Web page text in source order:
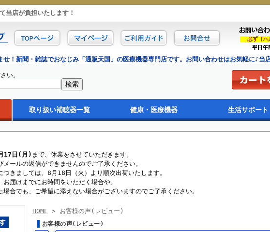
当店が負担いたします！
せ！新聞・雑誌でおなじみ「通販天国」の医療機器専門店です。お問い合わせはお気軽に♪当
い。
取り扱い補聴器一覧 健康・医療機器 生活サポート
17日(月) まで、休業をさせていただきます。
ールの返信ができませんのでご了承ください。
きましては、8月18日（火）より順次出荷いたします。
届けまでにお時間をいただく場合や、
合でも、ご希望に添えない場合がございますのでご了承ください。
HOME > お客様の声(レビュー)
お客様の声(レビュー)